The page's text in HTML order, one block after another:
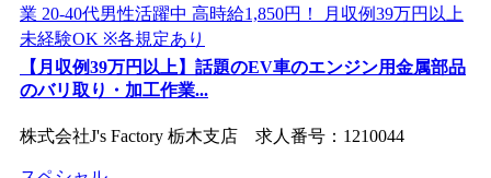
【月収例39万円以上】話題のEV車のエンジン用金属部品
のバリ取り・加工作業...
株式会社J's Factory 栃木支店 求人番号：1210044